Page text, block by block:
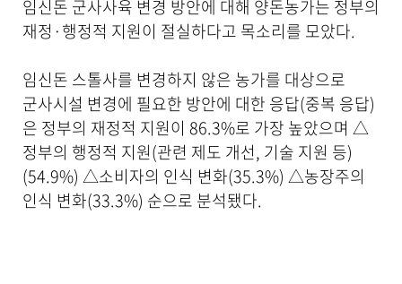
임신돈 군사사육 변경 방안에 대해 양돈농가는 정부의
재정·행정적 지원이 절실하다고 목소리를 모았다.
임신돈 스톨사를 변경하지 않은 농가를 대상으로
군사시설 변경에 필요한 방안에 대한 응답(중복 응답)
은 정부의 재정적 지원이 86.3%로 가장 높았으며 △
정부의 행정적 지원(관련 제도 개선, 기술 지원 등)
(54.9%) △소비자의 인식 변화(35.3%) △농장주의
인식 변화(33.3%) 순으로 분석됐다.